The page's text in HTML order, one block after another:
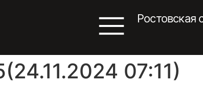
Ростовская
07:11)